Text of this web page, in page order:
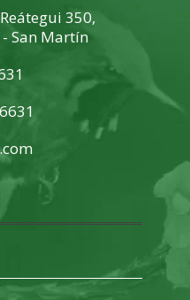
350,
San Martín